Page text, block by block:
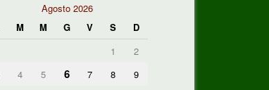
Agosto 2026
M M G V S
D
1
2
4 5 6 7 8
9